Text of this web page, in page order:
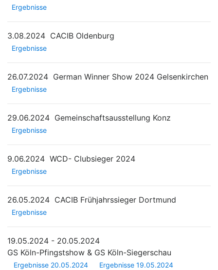
Ergebnisse
3.08.2024 CACIB Oldenburg
Ergebnisse
26.07.2024 German Winner Show 2024 Gelsenkirchen
Ergebnisse
29.06.2024 Gemeinschaftsausstellung Konz
Ergebnisse
9.06.2024 WCD- Clubsieger 2024
Ergebnisse
26.05.2024 CACIB Frühjahrssieger Dortmund
Ergebnisse
19.05.2024 - 20.05.2024
GS Köln-Pfingstshow & GS Köln-Siegerschau
Ergebnisse 20.05.2024 Ergebnisse 19.05.2024